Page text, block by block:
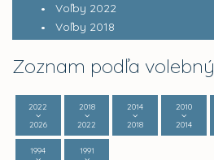
Voľby 2022
Voľby 2018
Zoznam podľa
2022
2026
2018
2022
2014
2018
2010
2014
1994
1991